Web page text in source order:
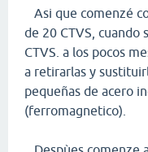
Asi que comenzé
de 20 CTVS, cuando
CTVS. a los pocos
a retirarlas y
pequeñas de acero
(ferromagnetico).